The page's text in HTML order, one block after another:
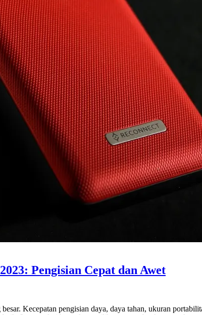
Pengisian Cepat dan Awet
Kecepatan pengisian daya, daya tahan, ukuran